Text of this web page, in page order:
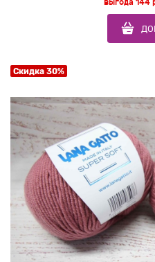
выгода 144
Скидка 30%